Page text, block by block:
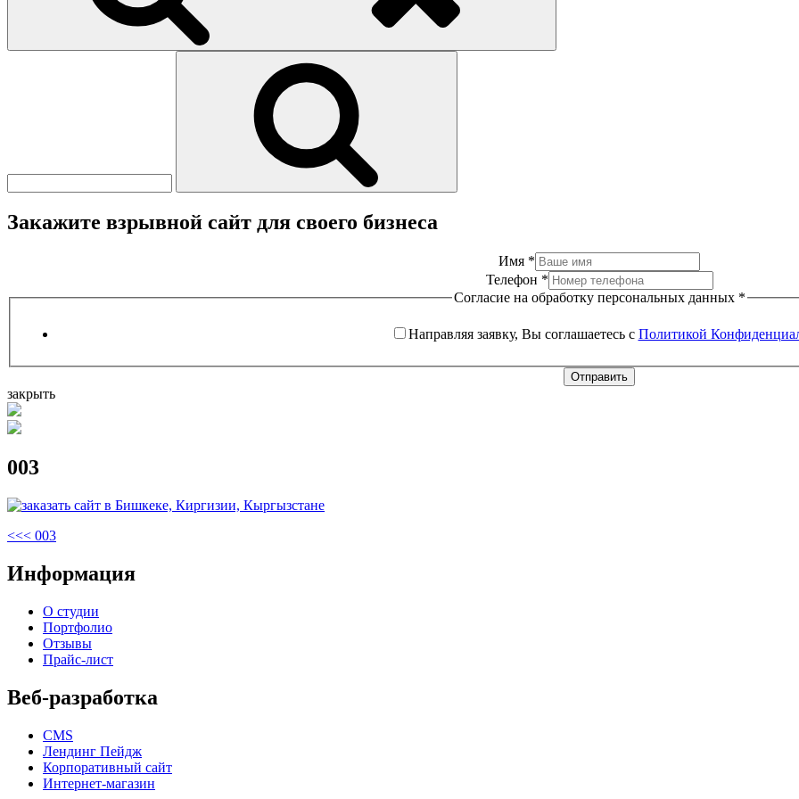
Закажите взрывной сайт для своего бизнеса
Имя *
Телефон *
Согласие на обработку персональных данных *
Направляя заявку, Вы соглашаетесь с Политикой
Отправить
закрыть
003
Навигация
по
записям
Предыдущая
<<< 003
Информация
О студии
Портфолио
Отзывы
Прайс-лист
Веб-разработка
CMS
Лендинг Пейдж
Корпоративный сайт
Интернет-магазин